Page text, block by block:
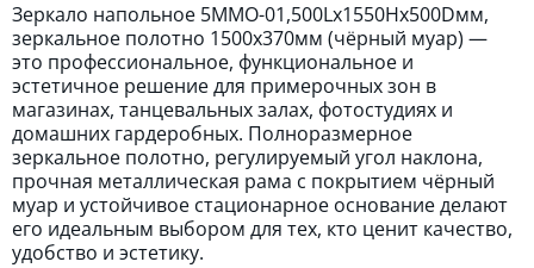
Зеркало напольное 5MMО-01,500Lх1550Hх500Dмм,
зеркальное полотно 1500х370мм (чёрный муар) —
это профессиональное, функциональное и
эстетичное решение для примерочных зон в
магазинах, танцевальных залах, фотостудиях и
домашних гардеробных. Полноразмерное
зеркальное полотно, регулируемый угол наклона,
прочная металлическая рама с покрытием чёрный
муар и устойчивое стационарное основание делают
его идеальным выбором для тех, кто ценит качество,
удобство и эстетику.